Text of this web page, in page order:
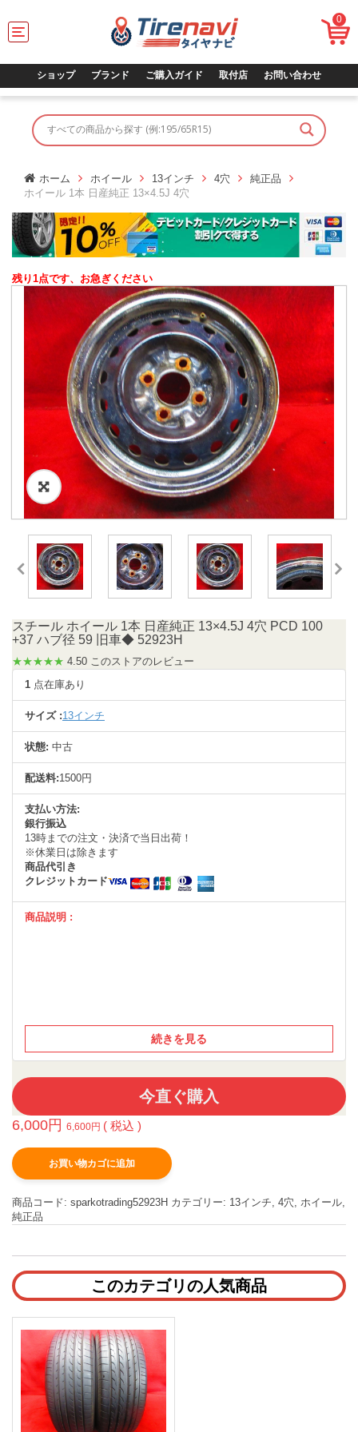
T
o
l
i
o
n
0
ショップ ブランド ご購入ガイド 取付店 お問い合わせ
ホーム ホイール 13インチ 4穴
純正品
ホイール 1本 日産純正 13×4.5J 4穴
残り1点です、お急ぎください
スチール ホイール 1本 日産純正 13×4.5J 4穴 PCD 100
+37 ハブ径 59 旧車◆ 52923H
★★★★★ 4.50 このストアのレビュー
1 点在庫あり
サイズ :13インチ
状態: 中古
配送料:1500円
支払い方法:
銀行振込
13時までの注文・決済で当日出荷！
※休業日は除きます
商品代引き
クレジットカード
商品説明 :
続きを見る
今直ぐ購入
6,000円 6,600円 ( 税込 )
お買い物カゴに追加
商品コード: sparkotrading52923H カテゴリー: 13インチ 4穴 ホイール
純正品
このカテゴリの人気商品